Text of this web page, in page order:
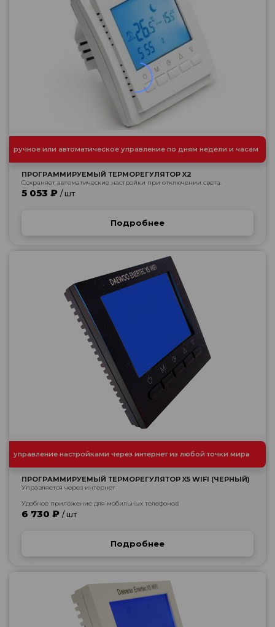
ручное или автоматическое управление по дням недели и часам
ПРОГРАММИРУЕМЫЙ ТЕРМОРЕГУЛЯТОР X2
Сохраняет автоматические настройки при отключении света.
5 053 ₽ / шт
Подробнее
управление настройками через интернет из любой точки мира
ПРОГРАММИРУЕМЫЙ ТЕРМОРЕГУЛЯТОР X5 WIFI (ЧЕРНЫЙ)
Управляется через интернет
Удобное приложение для мобильных телефонов
6 730 ₽ / шт
Подробнее